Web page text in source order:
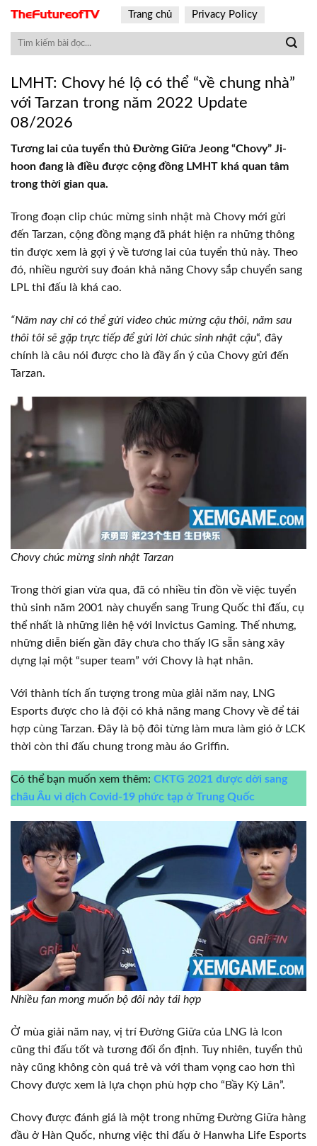
Skip
content
Trang chủ Privacy Policy
LMHT: Chovy hé lộ có thể “về chung nhà”
với Tarzan trong năm 2022 Update
08/2026
Tương lai của tuyển thủ Đường Giữa Jeong “Chovy” Ji-
hoon đang là điều được cộng đồng LMHT khá quan tâm
trong thời gian qua.
Trong đoạn clip chúc mừng sinh nhật mà Chovy mới gửi
đến Tarzan, cộng đồng mạng đã phát hiện ra những thông
tin được xem là gợi ý về tương lai của tuyển thủ này. Theo
đó, nhiều người suy đoán khả năng Chovy sắp chuyển sang
LPL thi đấu là khá cao.
“Năm nay chỉ có thể gửi video chúc mừng cậu thôi, năm sau
thôi tôi sẽ gặp trực tiếp để gửi lời chúc sinh nhật cậu“, đây
chính là câu nói được cho là đầy ẩn ý của Chovy gửi đến
Tarzan.
Chovy chúc mừng sinh nhật Tarzan
Trong thời gian vừa qua, đã có nhiều tin đồn về việc tuyển
thủ sinh năm 2001 này chuyển sang Trung Quốc thi đấu, cụ
thể nhất là những liên hệ với Invictus Gaming. Thế nhưng,
những diễn biến gần đây chưa cho thấy IG sẵn sàng xây
dựng lại một “super team” với Chovy là hạt nhân.
Với thành tích ấn tượng trong mùa giải năm nay, LNG
Esports được cho là đội có khả năng mang Chovy về để tái
hợp cùng Tarzan. Đây là bộ đôi từng làm mưa làm gió ở LCK
thời còn thi đấu chung trong màu áo Griffin.
Có thể bạn muốn xem thêm: CKTG 2021 được dời sang
châu Âu vì dịch Covid-19 phức tạp ở Trung Quốc
Nhiều fan mong muốn bộ đôi này tái hợp
Ở mùa giải năm nay, vị trí Đường Giữa của LNG là Icon
cũng thi đấu tốt và tương đối ổn định. Tuy nhiên, tuyển thủ
này cũng không còn quá trẻ và với tham vọng cao hơn thì
Chovy được xem là lựa chọn phù hợp cho “Bầy Kỳ Lân”.
Chovy được đánh giá là một trong những Đường Giữa hàng
đầu ở Hàn Quốc, nhưng việc thi đấu ở Hanwha Life Esports